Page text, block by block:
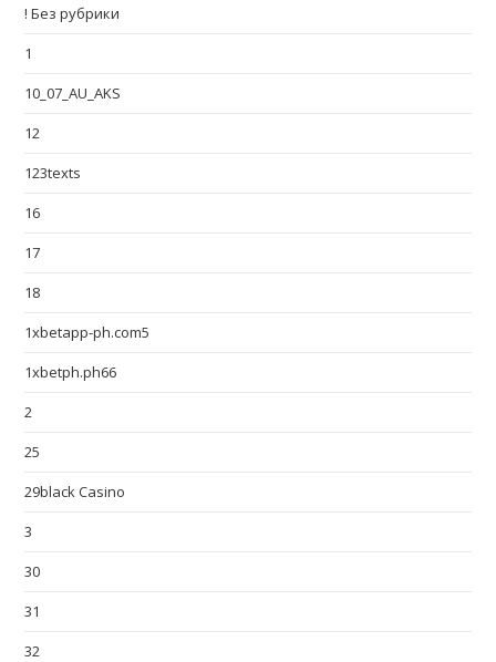
! Без рубрики
1
10_07_AU_AKS
12
123texts
16
17
18
1xbetapp-ph.com5
1xbetph.ph66
2
25
29black Casino
3
30
31
32